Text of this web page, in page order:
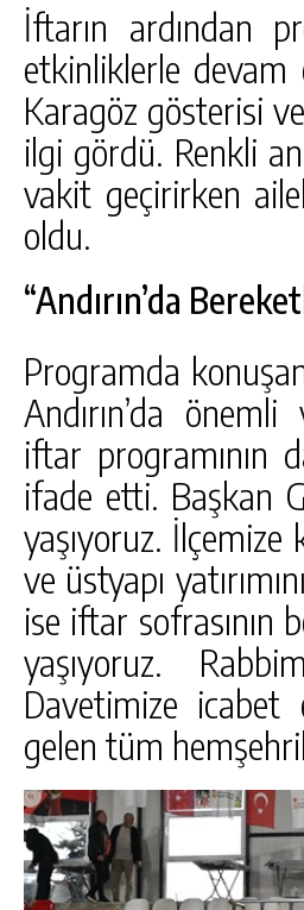
İftarın ardından
etkinliklerle devam
Karagöz gösterisi
ilgi gördü. Renkli
vakit geçirirken
oldu.
“Andırın’da
Programda
Andırın’da
iftar programının
ifade etti. Başkan
yaşıyoruz. İlçemize
ve üstyapı
ise iftar sofrasının
yaşıyoruz.
Davetimize
gelen tüm